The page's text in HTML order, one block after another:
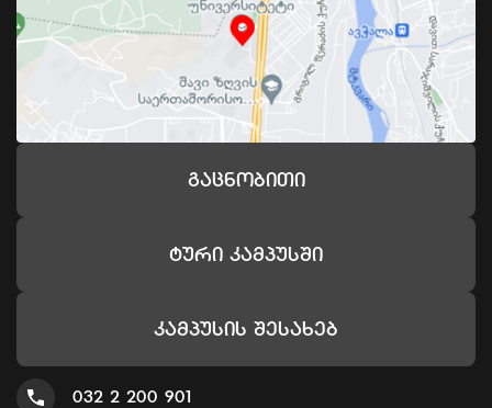
Გაცნობითი
Ტური Კამპუსში
Კამპუსის Შესახებ
032 2 200 901